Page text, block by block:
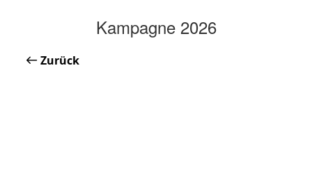
Kampagne 2026
Zurück